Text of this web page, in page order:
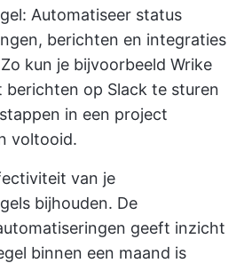
Automatiseer status
berichten en integraties
kun je bijvoorbeeld Wrike
berichten op Slack te sturen
in een project
voltooid.
van je
bijhouden. De
geeft inzicht
binnen een maand is